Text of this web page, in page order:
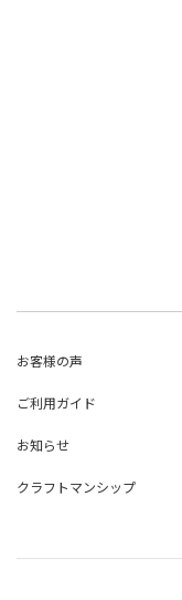
お客様の声
ご利用ガイド
お知らせ
クラフトマンシップ